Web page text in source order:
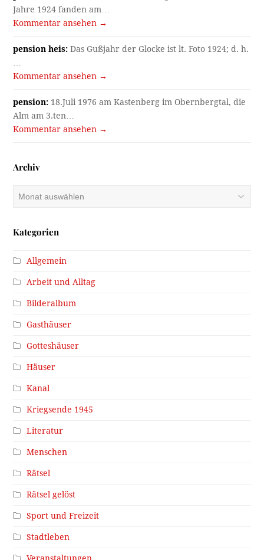
Jahre 1924 fanden am…
Kommentar ansehen →
pension heis: Das Gußjahr der Glocke ist lt. Foto 1924; d. h.
Kommentar ansehen →
pension: 18.Juli 1976 am Kastenberg im Obernbergtal, die
Alm am 3.ten…
Kommentar ansehen →
Archiv
Kategorien
Allgemein
Arbeit und Alltag
Bilderalbum
Gasthäuser
Gotteshäuser
Häuser
Kanal
Kriegsende 1945
Literatur
Menschen
Rätsel
Rätsel gelöst
Sport und Freizeit
Stadtleben
Veranstaltungen